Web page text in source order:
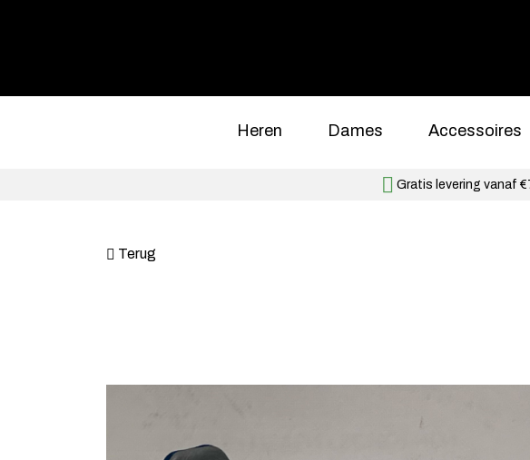
Heren Dames Accessoires
Gratis levering vanaf
Terug